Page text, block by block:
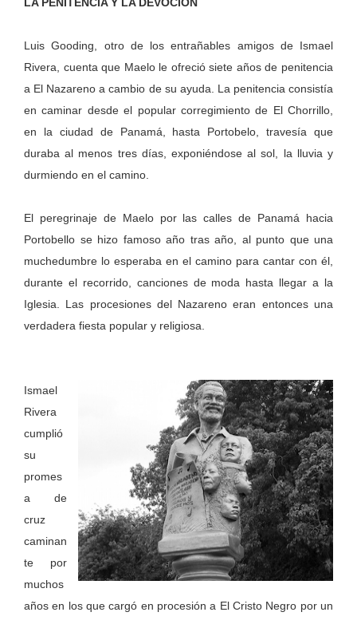
Luis Gooding, otro de los entrañables amigos de Ismael
Rivera, cuenta que Maelo le ofreció siete años de penitencia
a El Nazareno a cambio de su ayuda. La penitencia consistía
en caminar desde el popular corregimiento de El Chorrillo,
en la ciudad de Panamá, hasta Portobelo, travesía que
duraba al menos tres días, exponiéndose al sol, la lluvia y
durmiendo en el camino.
El peregrinaje de Maelo por las calles de Panamá hacia
Portobello se hizo famoso año tras año, al punto que una
muchedumbre lo esperaba en el camino para cantar con él,
durante el recorrido, canciones de moda hasta llegar a la
Iglesia. Las procesiones del Nazareno eran entonces una
verdadera fiesta popular y religiosa.
Ismael
Rivera
cumplió
su
promes
a de
cruz
caminan
te por
muchos
años en los que cargó en procesión a El Cristo Negro por un